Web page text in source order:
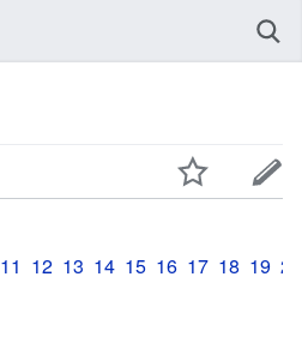
11 12 13 14 15 16 17 18 19 20